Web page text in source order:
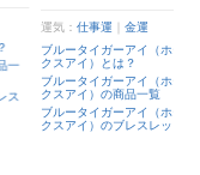
運気：仕事運｜金運
ブルータイガーアイ（ホー
クスアイ）とは？
ブルータイガーアイ（ホー
クスアイ）の商品一覧
ブルータイガーアイ（ホー
クスアイ）のブレスレット